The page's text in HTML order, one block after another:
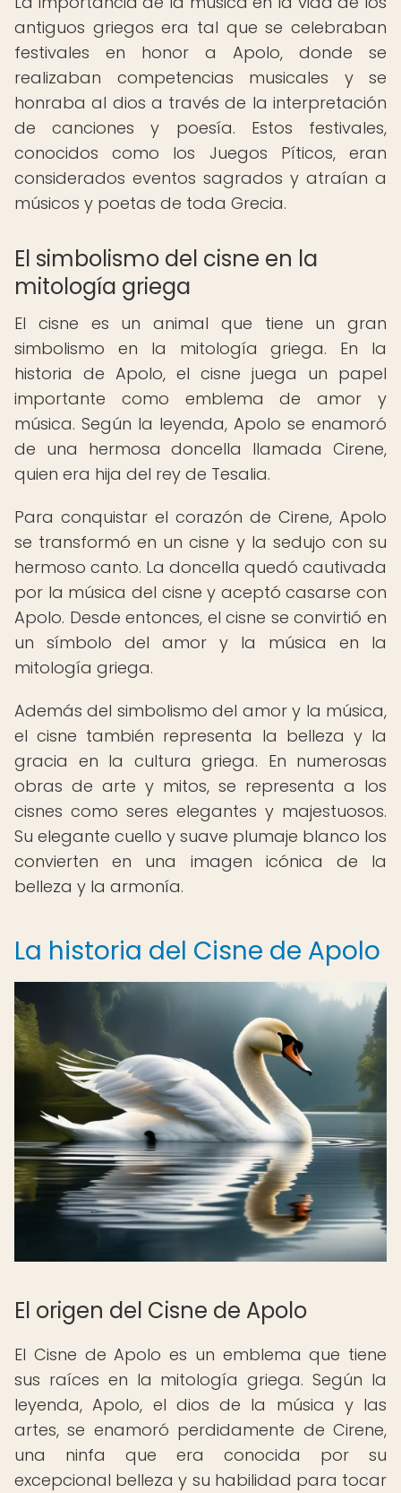
antiguos griegos era tal que se celebraban
festivales en honor a Apolo, donde se
realizaban competencias musicales y se
honraba al dios a través de la interpretación
de canciones y poesía. Estos festivales,
conocidos como los Juegos Píticos, eran
considerados eventos sagrados y atraían a
músicos y poetas de toda Grecia.
El simbolismo del cisne en la
mitología griega
El cisne es un animal que tiene un gran
simbolismo en la mitología griega. En la
historia de Apolo, el cisne juega un papel
importante como emblema de amor y
música. Según la leyenda, Apolo se enamoró
de una hermosa doncella llamada Cirene,
quien era hija del rey de Tesalia.
Para conquistar el corazón de Cirene, Apolo
se transformó en un cisne y la sedujo con su
hermoso canto. La doncella quedó cautivada
por la música del cisne y aceptó casarse con
Apolo. Desde entonces, el cisne se convirtió en
un símbolo del amor y la música en la
mitología griega.
Además del simbolismo del amor y la música,
el cisne también representa la belleza y la
gracia en la cultura griega. En numerosas
obras de arte y mitos, se representa a los
cisnes como seres elegantes y majestuosos.
Su elegante cuello y suave plumaje blanco los
convierten en una imagen icónica de la
belleza y la armonía.
La historia del Cisne de Apolo
El origen del Cisne de Apolo
El Cisne de Apolo es un emblema que tiene
sus raíces en la mitología griega. Según la
leyenda, Apolo, el dios de la música y las
artes, se enamoró perdidamente de Cirene,
una ninfa que era conocida por su
excepcional belleza y su habilidad para tocar